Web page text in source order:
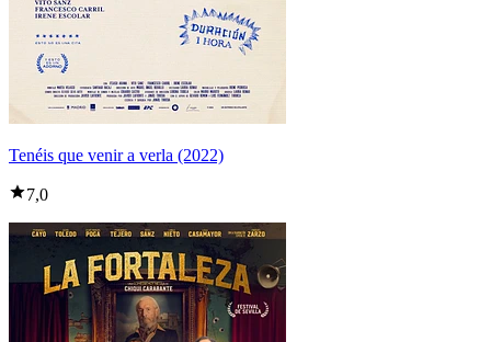
Tenéis que venir a verla (2022)
7,0